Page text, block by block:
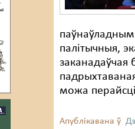
палітычныя,
заканадаўчая
можа
Апублікавана ў